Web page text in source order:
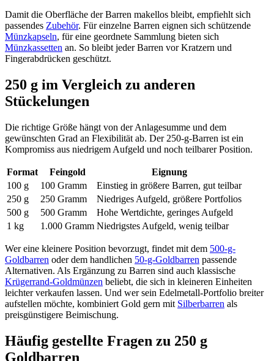
Damit die Oberfläche der Barren makellos bleibt, empfiehlt sich
passendes Zubehör. Für einzelne Barren eignen sich schützende
Münzkapseln, für eine geordnete Sammlung bieten sich
Münzkassetten an. So bleibt jeder Barren vor Kratzern und
Fingerabdrücken geschützt.
250 g im Vergleich zu anderen
Stückelungen
Die richtige Größe hängt von der Anlagesumme und dem
gewünschten Grad an Flexibilität ab. Der 250-g-Barren ist ein
Kompromiss aus niedrigem Aufgeld und noch teilbarer Position.
Format Feingold
Eignung
100 g
100 Gramm
Einstieg in größere Barren, gut teilbar
250 g
250 Gramm
Niedriges Aufgeld, größere Portfolios
500 g
500 Gramm
Hohe Wertdichte, geringes Aufgeld
1 kg
1.000 Gramm Niedrigstes Aufgeld, wenig teilbar
Wer eine kleinere Position bevorzugt, findet mit dem 500-g-
Goldbarren oder dem handlichen 50-g-Goldbarren passende
Alternativen. Als Ergänzung zu Barren sind auch klassische
Krügerrand-Goldmünzen beliebt, die sich in kleineren Einheiten
leichter verkaufen lassen. Und wer sein Edelmetall-Portfolio breiter
aufstellen möchte, kombiniert Gold gern mit Silberbarren als
preisgünstigere Beimischung.
Häufig gestellte Fragen zu 250 g
Goldbarren